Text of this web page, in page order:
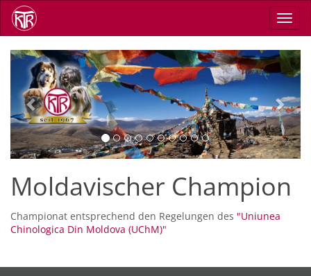
Direkt
zum
Inhalt
Previous Next
Moldavischer Champion
Championat entsprechend den Regelungen des "Uniunea
Chinologica Din Moldova (UChM)"